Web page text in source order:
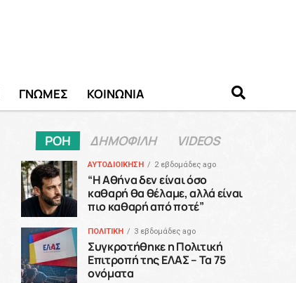
ΓΝΩΜΕΣ ΚΟΙΝΩΝΙΑ
ΡΟΗ ΔΗΜΟΦΙΛΗ VIDEOS
ΑΥΤΟΔΙΟΙΚΗΣΗ 2 εβδομάδες ago
“H Αθήνα δεν είναι όσο
καθαρή θα θέλαμε, αλλά είναι
πιο καθαρή από ποτέ”
ΠΟΛΙΤΙΚΗ 3 εβδομάδες ago
Συγκροτήθηκε η Πολιτική
Επιτροπή της ΕΛΑΣ – Τα 75
ονόματα